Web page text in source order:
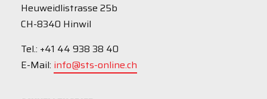
Heuweidlistrasse 25b
CH-8340 Hinwil
Tel.: +41 44 938 38 40
E-Mail: info@sts-online.ch